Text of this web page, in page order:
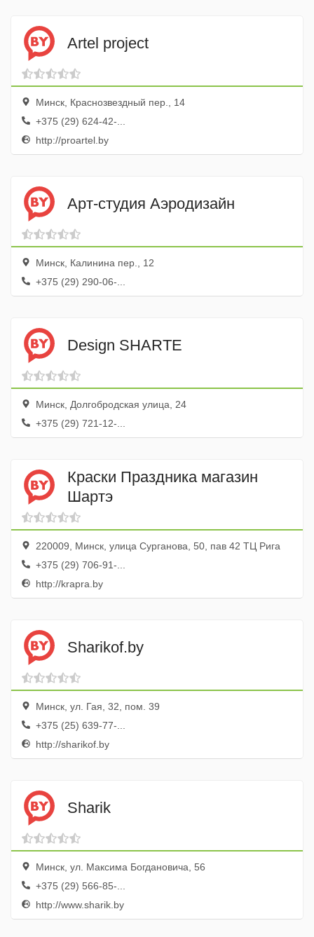
Artel project
Минск, Краснозвездный пер., 14
+375 (29) 624-42-...
http://proartel.by
Арт-студия Аэродизайн
Минск, Калинина пер., 12
+375 (29) 290-06-...
Design SHARTE
Минск, Долгобродская улица, 24
+375 (29) 721-12-...
Краски Праздника магазин
Шартэ
220009, Минск, улица Сурганова, 50, пав 42 ТЦ Рига
+375 (29) 706-91-...
http://krapra.by
Sharikof.by
Минск, ул. Гая, 32, пом. 39
+375 (25) 639-77-...
http://sharikof.by
Sharik
Минск, ул. Максима Богдановича, 56
+375 (29) 566-85-...
http://www.sharik.by